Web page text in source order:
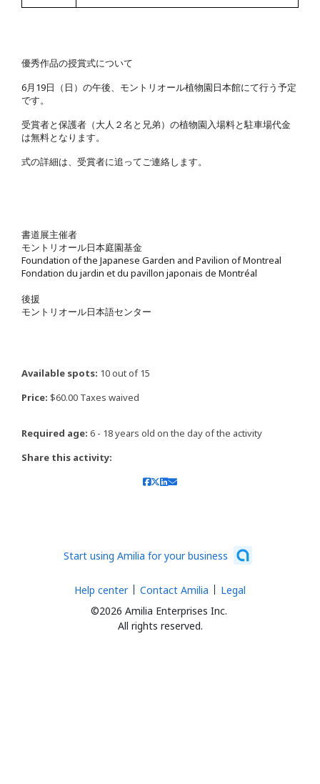
優秀作品の授賞式について
6月19日（日）の午後、モントリオール植物園日本館にて行う予定
です。
受賞者と保護者（大人２名と兄弟）の植物園入場料と駐車場代金
は無料となります。
式の詳細は、受賞者に追ってご連絡します。
書道展主催者
モントリオール日本庭園基金
Foundation of the Japanese Garden and Pavilion of Montreal
Fondation du jardin et du pavillon japonais de Montréal
後援
モントリオール日本語センター
Available spots: 10 out of 15
Price: $60.00 Taxes waived
Required age: 6 - 18 years old on the day of the activity
Share this activity:
Start using Amilia for your business
©2026 Amilia Enterprises Inc.
All rights reserved.
Help center Contact Amilia Legal